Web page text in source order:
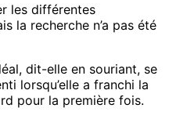
les différentes
la recherche n’a pas été
dit-elle en souriant, se
lorsqu’elle a franchi la
pour la première fois.